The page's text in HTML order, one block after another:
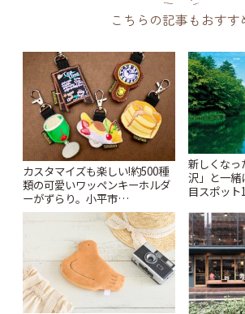
こちらの記事もおすす
カスタマイズも楽しい!約500種
類の可愛いワッペンキーホルダ
ーがずらり。小平市
「Kimamaya T&K」 | ことりっ
新しくなっ
沢」と一緒
目スポッ